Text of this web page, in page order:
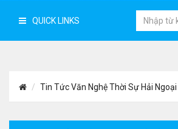
QUICK LINKS
Tin Tức Văn Nghệ Thời Sự Hải Ngoại